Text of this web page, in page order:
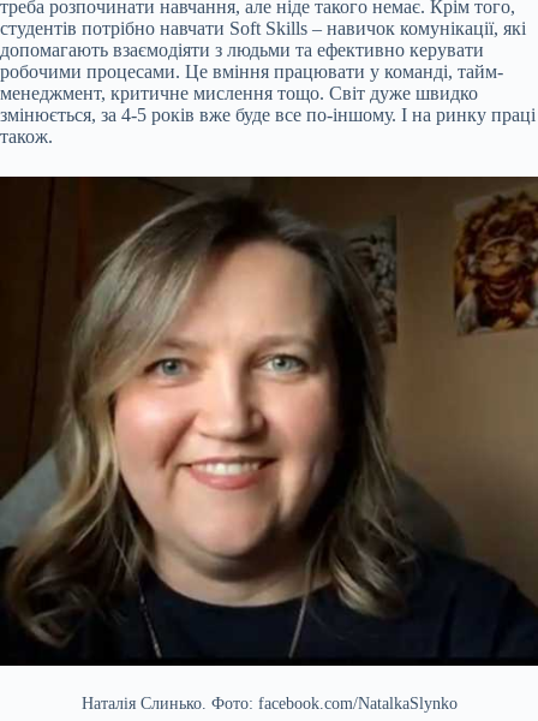
треба розпочинати навчання, але ніде такого немає. Крім того,
студентів потрібно навчати Soft Skills – навичок комунікації, які
допомагають взаємодіяти з людьми та ефективно керувати
робочими процесами. Це вміння працювати у команді, тайм-
менеджмент, критичне мислення тощо. Світ дуже швидко
змінюється, за 4-5 років вже буде все по-іншому. І на ринку праці
також.
Наталія Слинько. Фото: facebook.com/NatalkaSlynko